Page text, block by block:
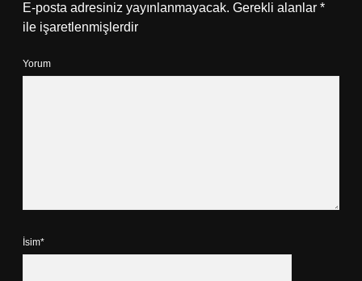
E-posta adresiniz yayınlanmayacak. Gerekli alanlar *
ile işaretlenmişlerdir
Yorum
İsim*